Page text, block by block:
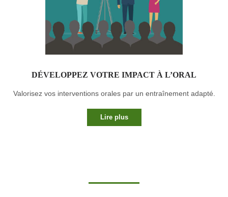
DÉVELOPPEZ VOTRE IMPACT À L’ORAL
Valorisez vos interventions orales par un entraînement adapté.
Lire plus